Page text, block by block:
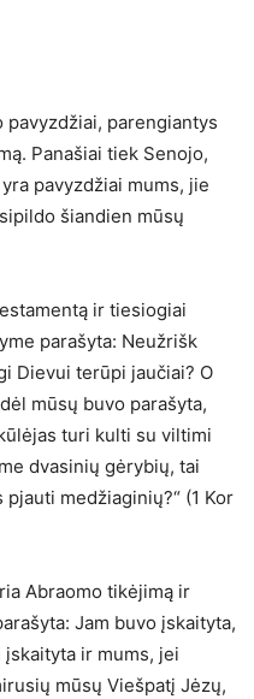
parengiantys
Panašiai tiek Senojo,
pavyzdžiai mums, jie
šiandien mūsų
ir tiesiogiai
parašyta: Neužrišk
Dievui terūpi jaučiai? O
mūsų buvo parašyta,
turi kulti su viltimi
dvasinių gėrybių, tai
medžiaginių?“ (1 Kor
Abraomo tikėjimą ir
Jam buvo įskaityta,
ir mums, jei
mūsų Viešpatį Jėzų,